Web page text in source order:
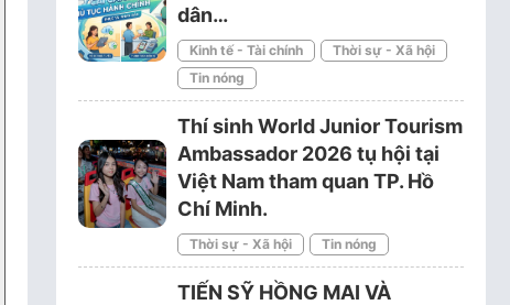
dân…
Kinh tế - Tài chính
Thời sự - Xã hội
Tin nóng
Thí sinh World Junior Tourism
Ambassador 2026 tụ hội tại
Việt Nam tham quan TP. Hồ
Chí Minh.
Thời sự - Xã hội Tin nóng
TIẾN SỸ HỒNG MAI VÀ